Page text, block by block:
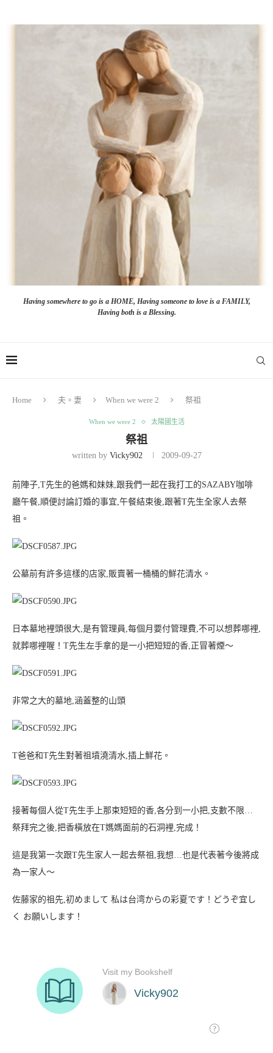
Having somewhere to go is a HOME, Having someone to love is a FAMILY,
Having both is a Blessing.
Home 夫。妻 When we were 2 祭祖
When we were 2 太陽國生活
祭祖
written by Vicky902 2009-09-27
前陣子,T先生的爸媽和妹妹,跟我們一起在我打工的SAZABY咖啡
廳午餐,順便討論訂婚的事宜,午餐結束後,跟著T先生全家人去祭
祖。
公墓前有許多這樣的店家,販賣著一桶桶的鮮花清水。
日本墓地裡頭很大,是有管理員,每個月要付管理費,不可以想葬哪裡,
就葬哪裡喔！T先生左手拿的是一小把短短的香,正冒著煙～
非常之大的墓地,涵蓋整的山頭
T爸爸和T先生對著祖墳澆清水,插上鮮花。
接著每個人從T先生手上那束短短的香,各分到一小把,支數不限…
祭拜完之後,把香橫放在T媽媽面前的石洞裡,完成！
這是我第一次跟T先生家人一起去祭祖,我想…也是代表著今後將成
為一家人〜
佐藤家的祖先,初めまして 私は台湾からの彩夏です！どうぞ宜し
く お願いします！